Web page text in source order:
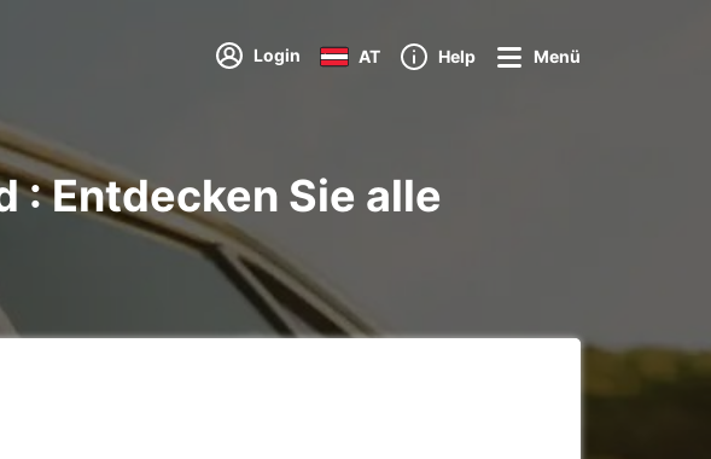
Login AT Help Menü
Entdecken Sie alle